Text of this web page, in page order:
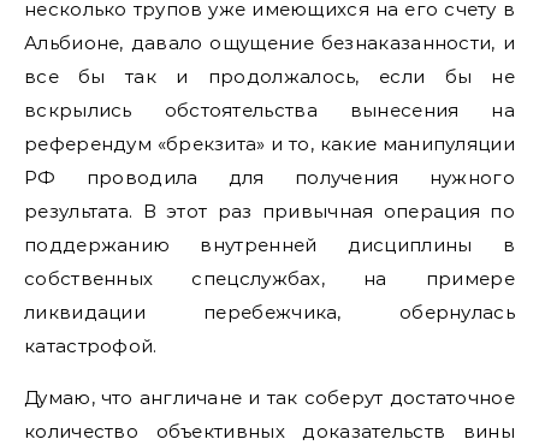
несколько трупов уже имеющихся на его счету в
Альбионе, давало ощущение безнаказанности, и
все бы так и продолжалось, если бы не
вскрылись обстоятельства вынесения на
референдум «брекзита» и то, какие манипуляции
РФ проводила для получения нужного
результата. В этот раз привычная операция по
поддержанию внутренней дисциплины в
собственных спецслужбах, на примере
ликвидации перебежчика, обернулась
катастрофой.
Думаю, что англичане и так соберут достаточное
количество объективных доказательств вины